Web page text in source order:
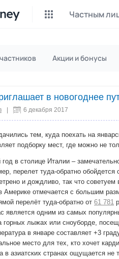
Частным
P2P обмен
CashBox
Оплата за действие
Донаты
Вознаграждения от
InstaDo.com
Фриланс-биржа
Акции и бонусы
в новогоднее
6 декабря 2017
тем, куда поехать на
подборку мест, где можно не
в столице Италии –
перелет туда-обратно обойдется
и дождливо, так что
отмечается с большим
перелёт туда-обратно от 61 781
является одним из самых
горных лыжах или сноуборде,
в январе составляет +3
место для тех, кто хочет
в азиатских странах ощущается